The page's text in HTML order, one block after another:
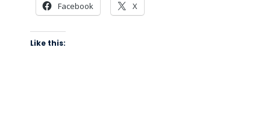
Facebook X
Like this: